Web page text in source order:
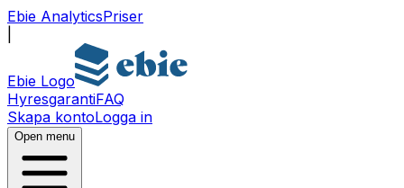
Ebie AnalyticsPriser
Ebie Logo
HyresgarantiFAQ
Skapa kontoLogga in
Open menu